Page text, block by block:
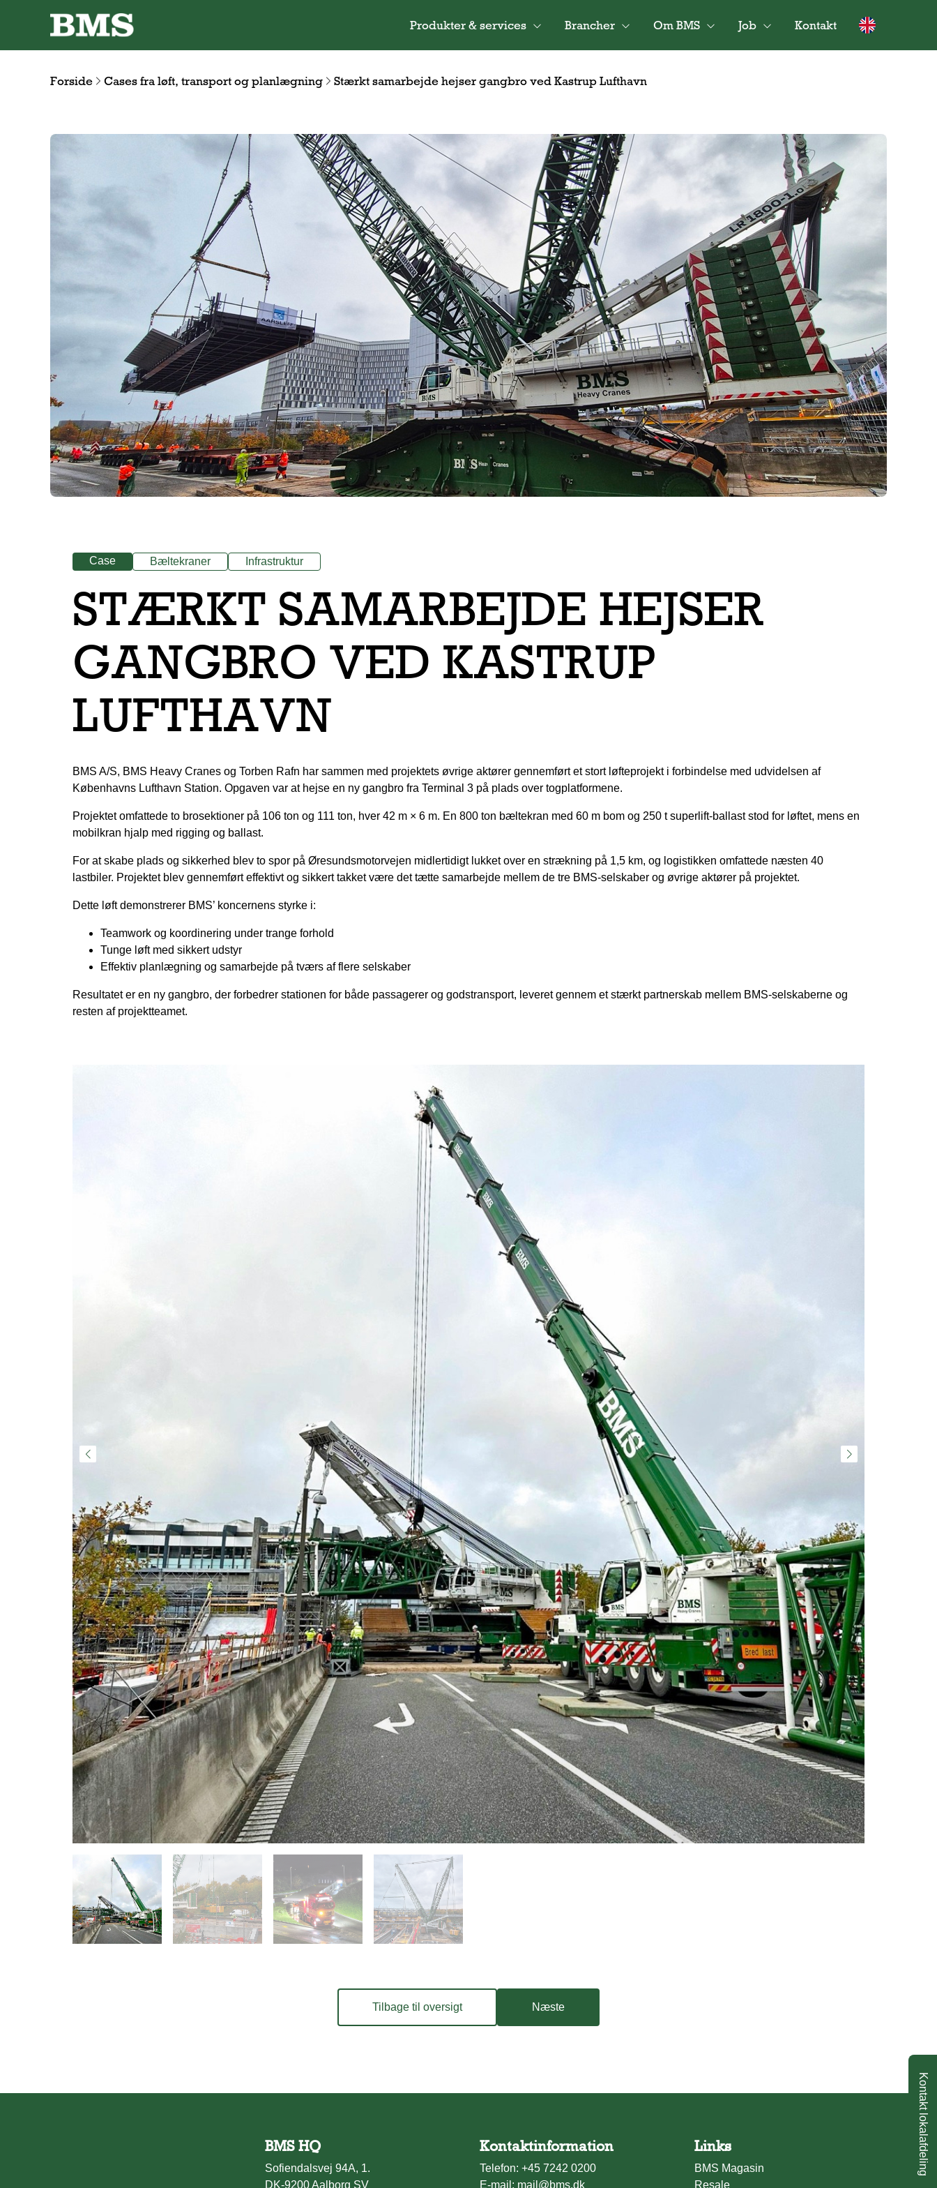
Produkter & services Brancher Om BMS Job Kontakt
Kontakt lokalafdeling
Forside Cases fra løft, transport og planlægning Stærkt samarbejde hejser gangbro ved Kastrup Lufthavn
Case Bæltekraner Infrastruktur
STÆRKT SAMARBEJDE HEJSER
GANGBRO VED KASTRUP
LUFTHAVN
BMS A/S, BMS Heavy Cranes og Torben Rafn har sammen med projektets øvrige aktører gennemført et stort løfteprojekt i forbindelse med udvidelsen af
Københavns Lufthavn Station. Opgaven var at hejse en ny gangbro fra Terminal 3 på plads over togplatformene.
Projektet omfattede to brosektioner på 106 ton og 111 ton, hver 42 m × 6 m. En 800 ton bæltekran med 60 m bom og 250 t superlift-ballast stod for løftet, mens en
mobilkran hjalp med rigging og ballast.
For at skabe plads og sikkerhed blev to spor på Øresundsmotorvejen midlertidigt lukket over en strækning på 1,5 km, og logistikken omfattede næsten 40
lastbiler. Projektet blev gennemført effektivt og sikkert takket være det tætte samarbejde mellem de tre BMS-selskaber og øvrige aktører på projektet.
Dette løft demonstrerer BMS’ koncernens styrke i:
Teamwork og koordinering under trange forhold
Tunge løft med sikkert udstyr
Effektiv planlægning og samarbejde på tværs af flere selskaber
Resultatet er en ny gangbro, der forbedrer stationen for både passagerer og godstransport, leveret gennem et stærkt partnerskab mellem BMS-selskaberne og
resten af projektteamet.
Tilbage til oversigt Næste
BMS HQ
Sofiendalsvej 94A, 1.
DK-9200 Aalborg SV
Kontaktinformation
Telefon: +45 7242 0200
E-mail: mail@bms.dk
Links
BMS Magasin
Resale